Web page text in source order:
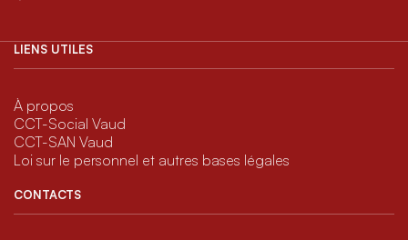
LIENS UTILES
À propos
CCT-Social Vaud
CCT-SAN Vaud
Loi sur le personnel et autres bases légales
CONTACTS